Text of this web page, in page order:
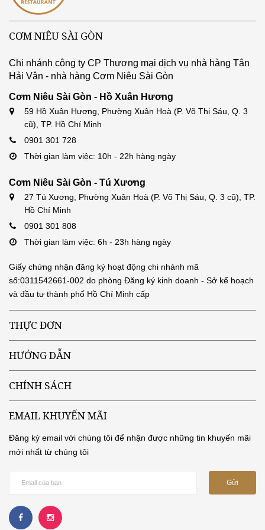
CƠM NIÊU SÀI GÒN
Chi nhánh công ty CP Thương mại dịch vụ nhà hàng Tân
Hải Vân - nhà hàng Cơm Niêu Sài Gòn
Cơm Niêu Sài Gòn - Hồ Xuân Hương
59 Hồ Xuân Hương, Phường Xuân Hoà (P. Võ Thị Sáu, Q. 3
cũ), TP. Hồ Chí Minh
0901 301 728
Thời gian làm việc: 10h - 22h hàng ngày
Cơm Niêu Sài Gòn - Tú Xương
27 Tú Xương, Phường Xuân Hoà (P. Võ Thị Sáu, Q. 3 cũ), TP.
Hồ Chí Minh
0901 301 808
Thời gian làm việc: 6h - 23h hàng ngày
Giấy chứng nhận đăng ký hoạt động chi nhánh mã
số:0311542661-002 do phòng Đăng ký kinh doanh - Sở kế hoạch
và đầu tư thành phố Hồ Chí Minh cấp
THỰC ĐƠN
HƯỚNG DẪN
CHÍNH SÁCH
EMAIL KHUYẾN MÃI
Đăng ký email với chúng tôi để nhận được những tin khuyến mãi
mới nhất từ chúng tôi
Gửi